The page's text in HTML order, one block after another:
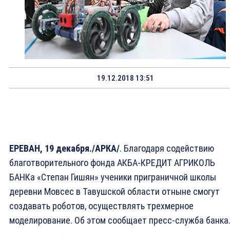
19.12.2018 13:51
ЕРЕВАН, 19 декабря./АРКА/. Благодаря содействию
благотворительного фонда АКБА-КРЕДИТ АГРИКОЛЬ
БАНКа «Степан Гишян» ученики приграничной школы
деревни Мовсес в Тавушской области отныне смогут
создавать роботов, осуществлять трехмерное
моделирование. Об этом сообщает пресс-служба банка.